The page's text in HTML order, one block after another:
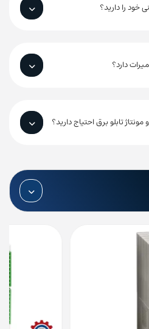
خود را دارید؟
دارد؟
تابلو برق احتیاج دارید؟